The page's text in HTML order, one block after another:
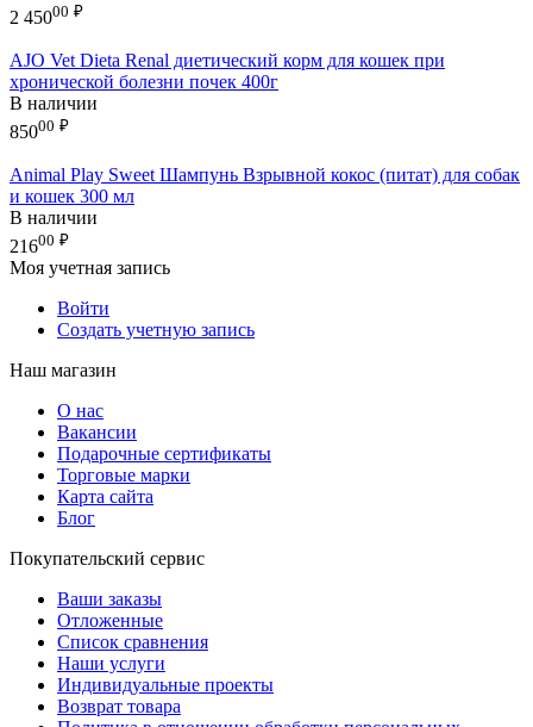
2 45000 ₽
AJO Vet Dieta Renal диетический корм для кошек при
хронической болезни почек 400г
В наличии
85000 ₽
Animal Play Sweet Шампунь Взрывной кокос (питат) для собак
и кошек 300 мл
В наличии
21600 ₽
Моя учетная запись
Войти
Создать учетную запись
Наш магазин
О нас
Вакансии
Подарочные сертификаты
Торговые марки
Карта сайта
Блог
Покупательский сервис
Ваши заказы
Отложенные
Список сравнения
Наши услуги
Индивидуальные проекты
Возврат товара